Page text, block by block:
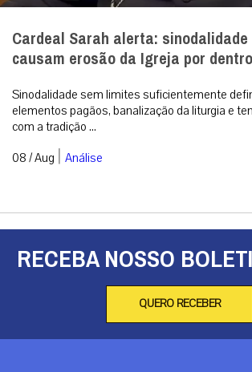
Cardeal Sarah alerta:
causam erosão da Igreja por dentro
Sinodalidade sem limites suficientemente
elementos pagãos, banalização da liturgia e
com a tradição ...
08 / Aug | Análise
RECEBA NOSSO
QUERO RECEBER